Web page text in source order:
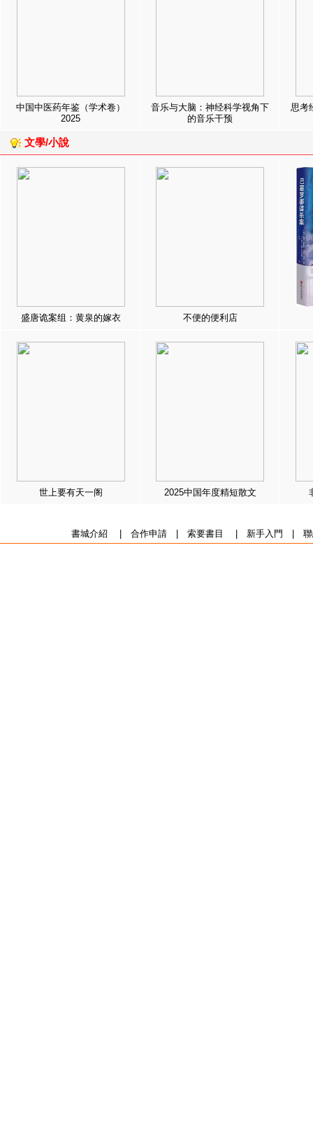
中国中医药年鉴（学术卷）
2025
音乐与大脑：神经科学视角下
的音乐干预
思考
文學/小說
盛唐诡案组：黄泉的嫁衣 不便的便利店
世上要有天一阁 2025中国年度精短散文
書城介紹 合作申請| 索要書目 新手入門